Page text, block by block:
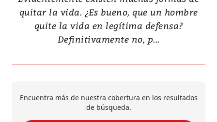
quitar la vida. ¿Es bueno, que un hombre
quite la vida en legítima defensa?
Definitivamente no, p...
Encuentra más de nuestra cobertura en los resultados
de búsqueda.